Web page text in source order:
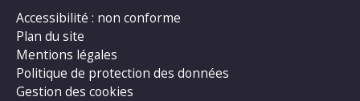
Accessibilité : non conforme
Plan du site
Mentions légales
Politique de protection des données
Gestion des cookies